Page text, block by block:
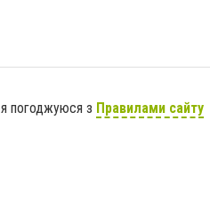
погоджуюся з Правилами сайту